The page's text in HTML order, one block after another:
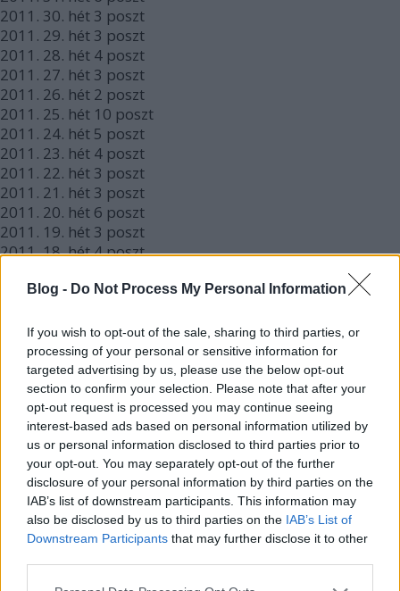
Blog - Do Not Process My Personal Information
If you wish to opt-out of the sale, sharing to third parties, or
processing of your personal or sensitive information for
targeted advertising by us, please use the below opt-out
section to confirm your selection. Please note that after your
opt-out request is processed you may continue seeing
interest-based ads based on personal information utilized by
us or personal information disclosed to third parties prior to
your opt-out. You may separately opt-out of the further
disclosure of your personal information by third parties on the
IAB’s list of downstream participants. This information may
also be disclosed by us to third parties on the IAB’s List of
Downstream Participants that may further disclose it to other
Please note that this website/app uses one or more Google
2011. 30. hét 3 poszt
2011. 29. hét 3 poszt
2011. 28. hét 4 poszt
2011. 27. hét 3 poszt
2011. 26. hét 2 poszt
2011. 25. hét 10 poszt
2011. 24. hét 5 poszt
2011. 23. hét 4 poszt
2011. 22. hét 3 poszt
2011. 21. hét 3 poszt
2011. 20. hét 6 poszt
2011. 19. hét 3 poszt
2011.18. hét4poszt
2011.16. hét 2poszt
2011.14. hét 1 poszt
2011.13. hét 1poszt
2011.12. hét4poszt
2011.11. hét1poszt
2011.10. hét 4poszt
2011.9. hét5poszt
2011. 7. hét1 poszt
2011.6. hét 2poszt
2011.5. hét 1poszt
2011.3. hét1poszt
2011.2. hét2poszt
2011.1. hét1 poszt
2010.52. hét3poszt
50. hét 2 poszt